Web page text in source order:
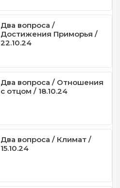
Два вопроса /
Достижения Приморья /
22.10.24
Два вопроса / Отношения
с отцом / 18.10.24
Два вопроса / Климат /
15.10.24